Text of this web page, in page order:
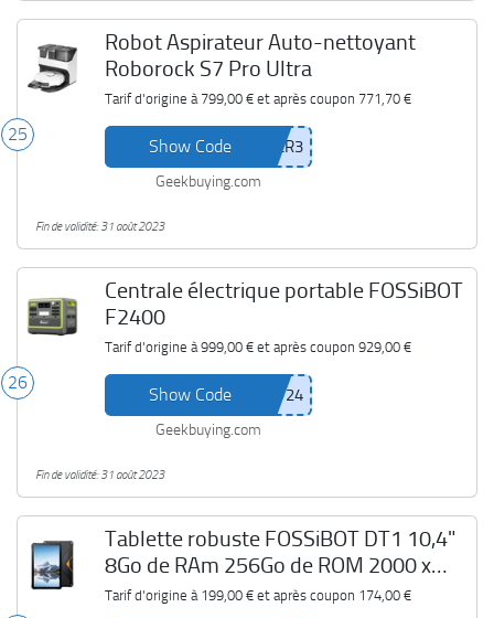
25
Robot Aspirateur Auto-nettoyant
Roborock S7 Pro Ultra
Tarif d'origine à 799,00 €et après coupon 771,70 €
Show Code
Geekbuying.com
Fin de validité: 31 août 2023
26
Centrale électrique portable FOSSiBOT
F2400
Tarif d'origine à999,00 €et après coupon 929,00 €
Show Code
Geekbuying.com
Fin de validité: 31 août 2023
Tablette robuste FOSSiBOT DT1 10,4"
8Go de RAm 256Go de ROM 2000 x
1200 2K FHD+, MT8788 Octa-core
Tarif d'origine à 199,00 €et après coupon 174,00 €